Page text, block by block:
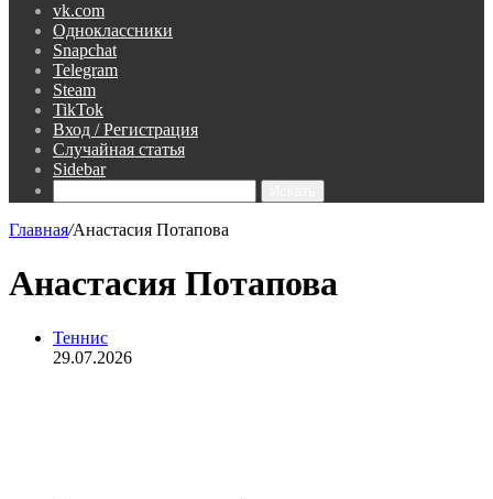
vk.com
Одноклассники
Snapchat
Telegram
Steam
TikTok
Вход / Регистрация
Случайная статья
Sidebar
Главная/Анастасия Потапова
Анастасия Потапова
Теннис
29.07.2026